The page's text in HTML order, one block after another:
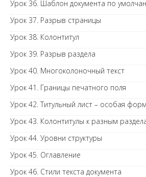
Урок 36. Шаблон документа по
Урок 37. Разрыв страницы
Урок 38. Колонтитул
Урок 39. Разрыв раздела
Урок 40. Многоколоночный текст
Урок 41. Границы печатного поля
Урок 42. Титульный лист – особая
Урок 43. Колонтитулы к разным
Урок 44. Уровни структуры
Урок 45. Оглавление
Урок 46. Стили текста документа